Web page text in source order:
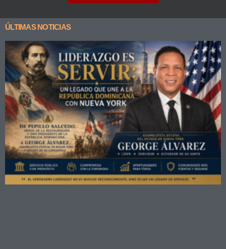
ÚLTIMAS NOTICIAS